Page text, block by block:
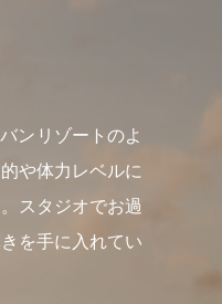
ンリゾートのよ
や体力レベルに
スタジオでお過
を手に入れてい